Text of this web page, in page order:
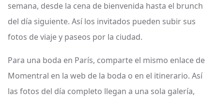
semana, desde la cena de bienvenida hasta el brunch
del día siguiente. Así los invitados pueden subir sus
fotos de viaje y paseos por la ciudad.
Para una boda en París, comparte el mismo enlace de
Momentral en la web de la boda o en el itinerario. Así
las fotos del día completo llegan a una sola galería,